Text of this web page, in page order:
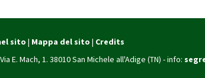
sito | Mappa del sito | Credits
E. Mach, 1. 38010 San Michele all'Adige (TN) - info: